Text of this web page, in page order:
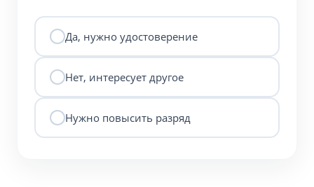
Да, нужно удостоверение
Нет, интересует другое
Нужно повысить разряд